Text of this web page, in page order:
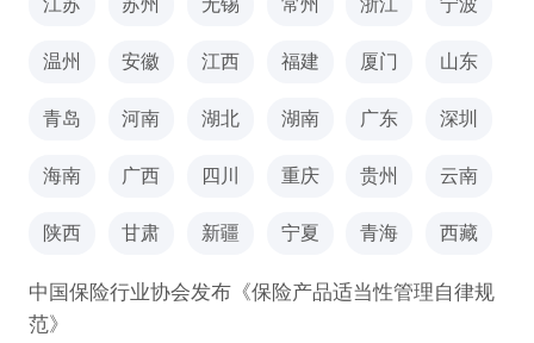
江苏 苏州 无锡 常州 浙江 宁波
温州 安徽 江西 福建 厦门 山东
青岛 河南 湖北 湖南 广东 深圳
海南 广西 四川 重庆 贵州 云南
陕西 甘肃 新疆 宁夏 青海 西藏
中国保险行业协会发布《保险产品适当性管理自律规
范》